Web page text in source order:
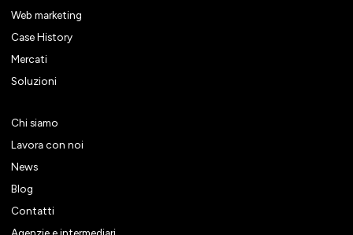
Web marketing
Case History
Mercati
Soluzioni
Chi siamo
Lavora con noi
News
Blog
Contatti
Agenzie e intermediari